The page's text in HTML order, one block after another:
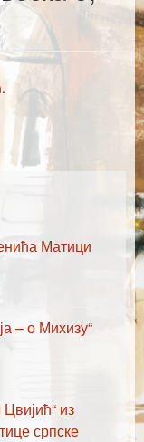
.
Матици
– о Михизу“
из
српске